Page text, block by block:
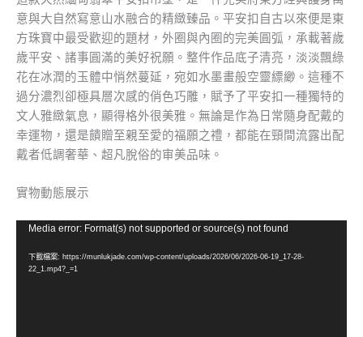
意與大自然寫意山水融合的精緻臻品。平安扣自古以來便是東
方珠寶中最受歡迎的題材，外圈與內圈的完美圓弧，承載著歲
歲平安、諸事圓滿的美好祝願。整件作品底子清亮，淡淡飄綠
花在冰潤的玉體中悄然蔓延，宛如水墨畫般空靈縹緲。這種不
過分濃烈卻極具層次感的俏色巧雕，賦予了平安扣一種獨特的
文人雅緻氣息，顯得格外很美雅。無論是作為日常隨身配戴的
幸運物，還是饋贈至親至愛的福願之禮，都能在頸間流露出配
戴者低調奢華、超凡脫俗的审美品味。
實物動態展示
Media error: Format(s) not supported or source(s) not found
下載檔案: https://munlukjade.com/wp-content/uploads/2026/06/2026-06-19_17-28-
22_1.mp4?_=1